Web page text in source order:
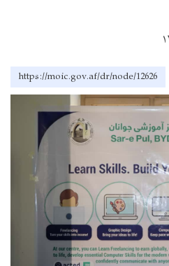
https://moic.gov.af/dr/node/12626